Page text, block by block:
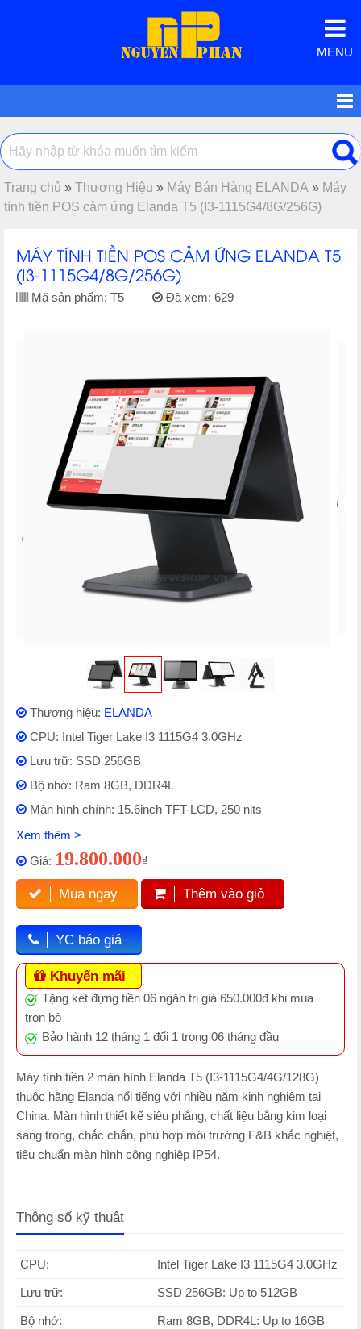
MENU
Trang chủ » Thương Hiệu » Máy Bán Hàng ELANDA » Máy
tính tiền POS cảm ứng Elanda T5 (I3-1115G4/8G/256G)
MÁY TÍNH TIỀN POS CẢM ỨNG ELANDA T5
(I3-1115G4/8G/256G)
Mã sản phẩm: T5 Đã xem: 629
Thương hiệu: ELANDA
CPU: Intel Tiger Lake I3 1115G4 3.0GHz
Lưu trữ: SSD 256GB
Bộ nhớ: Ram 8GB, DDR4L
Màn hình chính: 15.6inch TFT-LCD, 250 nits
Xem thêm >
Giá: 19.800.000₫
Mua ngay Thêm vào giỏ
YC báo giá
Khuyến mãi
Tặng két đựng tiền 06 ngăn trị giá 650.000đ khi mua
trọn bộ
Bảo hành 12 tháng 1 đổi 1 trong 06 tháng đầu
Máy tính tiền 2 màn hình Elanda T5 (I3-1115G4/4G/128G)
thuộc hãng Elanda nổi tiếng với nhiều năm kinh nghiệm tại
China. Màn hình thiết kế siêu phẳng, chất liệu bằng kim loại
sang trọng, chắc chắn, phù hợp môi trường F&B khắc nghiệt,
tiêu chuẩn màn hình công nghiệp IP54.
Thông số kỹ thuật
CPU: Intel Tiger Lake I3 1115G4 3.0GHz
Lưu trữ: SSD 256GB: Up to 512GB
Bộ nhớ: Ram 8GB, DDR4L: Up to 16GB